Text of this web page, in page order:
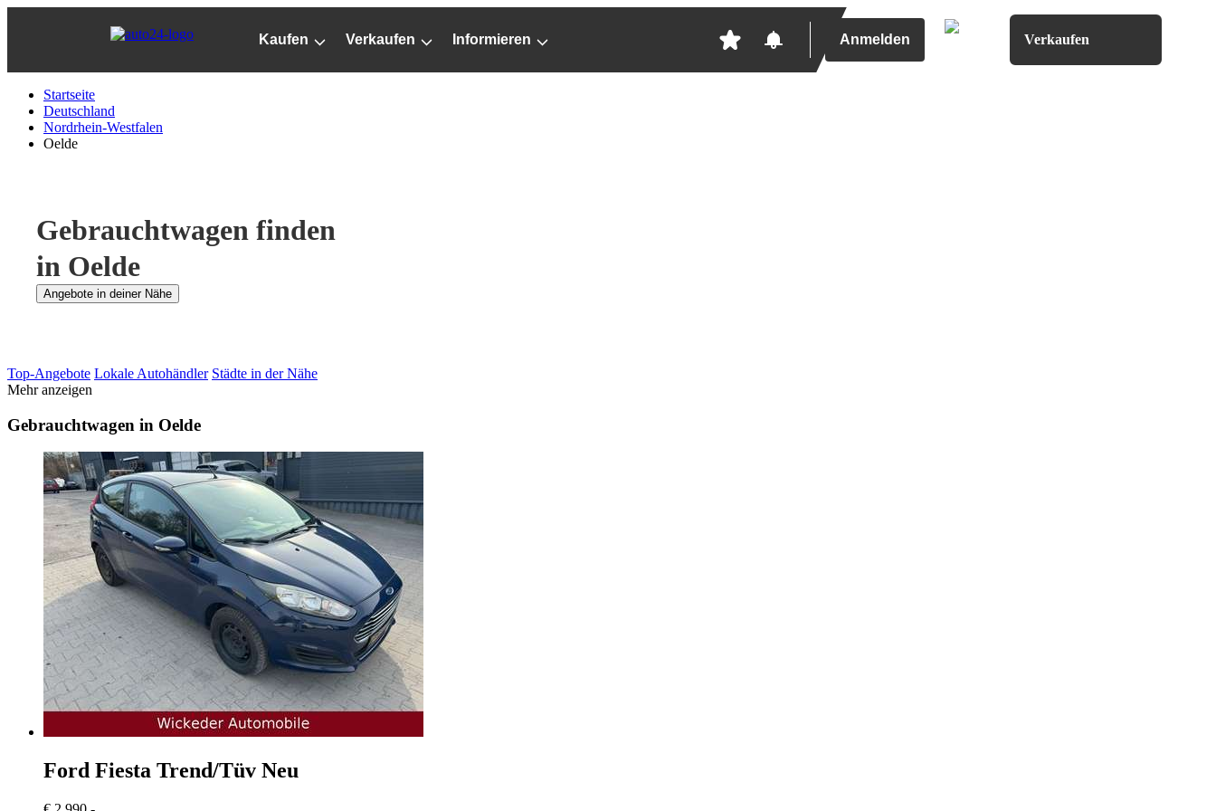
Kaufen Verkaufen Informieren Anmelden Verkaufen
Startseite
Deutschland
Nordrhein-Westfalen
Oelde
Gebrauchtwagen finden
in Oelde
Angebote in deiner Nähe
Top-Angebote Lokale Autohändler Städte in der Nähe
Mehr anzeigen
Gebrauchtwagen in Oelde
Ford Fiesta Trend/Tüv Neu